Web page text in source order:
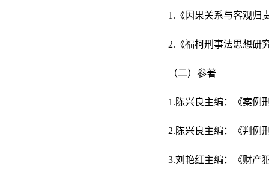
1.《因果关系与客观归
2.《福柯刑事法思想研
（二）参著
1.陈兴良主编：《案例
2.陈兴良主编：《判例
3.刘艳红主编：《财产